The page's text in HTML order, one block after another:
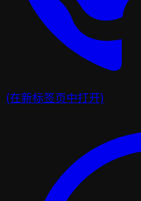
(在新标签页中打开)